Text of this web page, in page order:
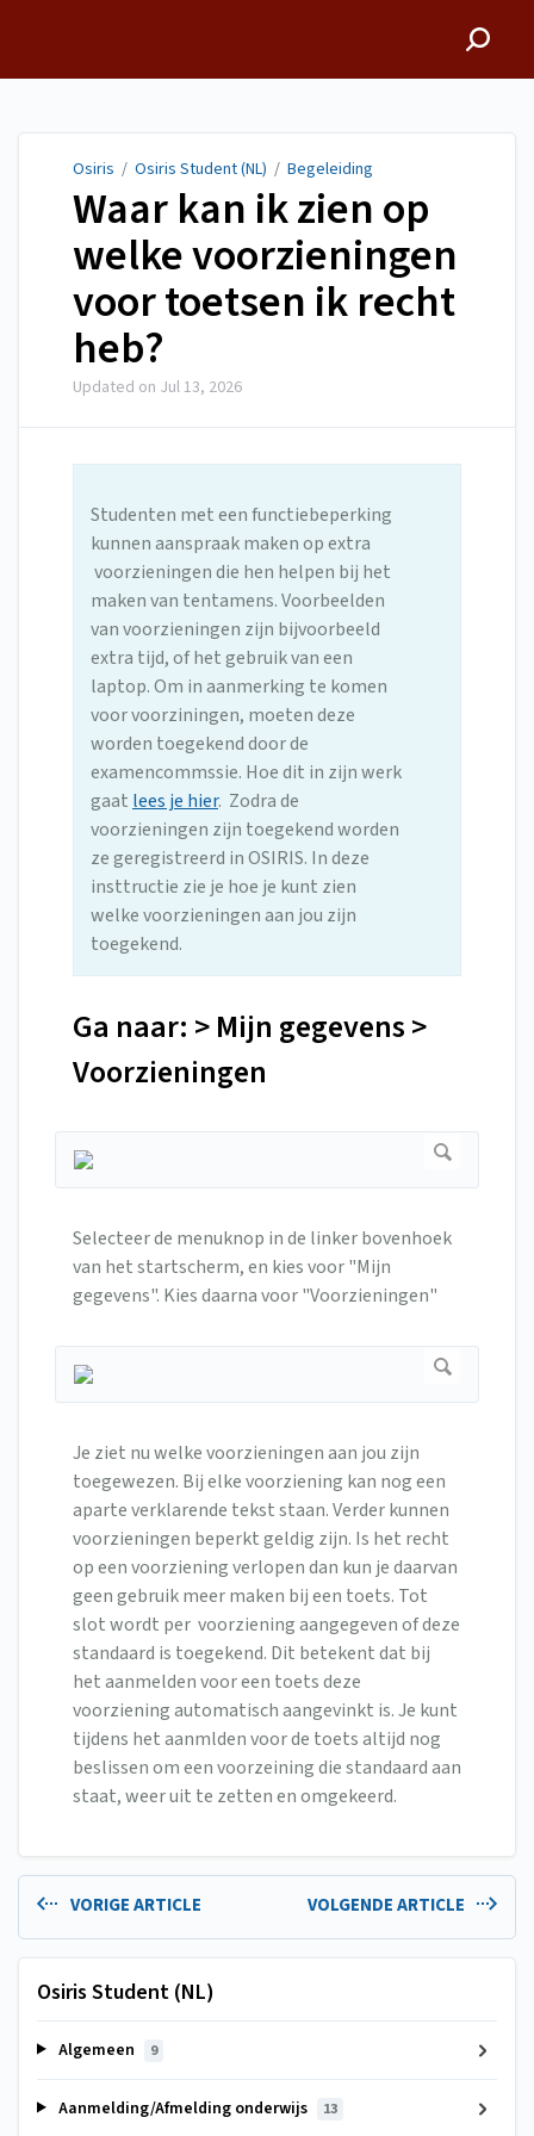
Osiris / Osiris Student (NL) / Begeleiding
Waar kan ik zien op
welke voorzieningen
voor toetsen ik recht
heb?
Updated on Jul 13, 2026
Studenten met een functiebeperking
kunnen aanspraak maken op extra
voorzieningen die hen helpen bij het
maken van tentamens. Voorbeelden
van voorzieningen zijn bijvoorbeeld
extra tijd, of het gebruik van een
laptop. Om in aanmerking te komen
voor voorziningen, moeten deze
worden toegekend door de
examencommssie. Hoe dit in zijn werk
gaat lees je hier. Zodra de
voorzieningen zijn toegekend worden
ze geregistreerd in OSIRIS. In deze
insttructie zie je hoe je kunt zien
welke voorzieningen aan jou zijn
toegekend.
Ga naar: > Mijn gegevens >
Voorzieningen
Selecteer de menuknop in de linker bovenhoek
van het startscherm, en kies voor "Mijn
gegevens". Kies daarna voor "Voorzieningen"
Je ziet nu welke voorzieningen aan jou zijn
toegewezen. Bij elke voorziening kan nog een
aparte verklarende tekst staan. Verder kunnen
voorzieningen beperkt geldig zijn. Is het recht
op een voorziening verlopen dan kun je daarvan
geen gebruik meer maken bij een toets. Tot
slot wordt per voorziening aangegeven of deze
standaard is toegekend. Dit betekent dat bij
het aanmelden voor een toets deze
voorziening automatisch aangevinkt is. Je kunt
tijdens het aanmlden voor de toets altijd nog
beslissen om een voorzeining die standaard aan
staat, weer uit te zetten en omgekeerd.
VORIGE ARTICLE VOLGENDE ARTICLE
Osiris Student (NL)
Algemeen 9
Aanmelding/Afmelding onderwijs 13